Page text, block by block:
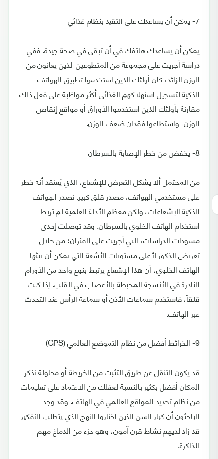
7- يمكن أن يساعدك على التقيد بنظام غذائي
يمكن أن يساعدك هاتفك في أن تبقى في صحة جيدة. ففي
دراسة أجريت على مجموعة من المتطوعين الذين يعانون من
الوزن الزائد، كان أولئك الذين استخدموا تطبيق الهواتف
الذكية لتسجيل استهلاكهم الغذائي أكثر مواظبة على فعل ذلك
مقارنة بأولئك الذين استخدموا الأوراق أو مواقع إنقاص
الوزن، واستطاعوا فقدان ضعف الوزن.
8- يخفض من خطر الإصابة بالسرطان
من المحتمل ألا يشكل التعرض للإشعاع، الذي يُعتقد أنه خطر
على مستخدمي الهواتف، مصدر قلق كبير. تصدر الهواتف
الذكية الإشعاعات، ولكن معظم الأدلة العلمية لم تربط
استخدام الهاتف الخلوي بالسرطان. وقد توصلت إحدى
مسودات الدراسات، التي أجريت على الفئران؛ من خلال
تعريض الذكور لأعلى مستويات الأشعة التي يمكن أن يبثها
الهاتف الخلوي، أن هذا الإشعاع يرتبط بنوع واحد من الأورام
النادرة في الأنسجة المحيطة بالأعصاب في القلب. إذا كنت
قلقاً، فاستخدم سماعات الأذن أو سماعة الرأس عند التحدث
عبر الهاتف.
9- الخرائط أفضل من نظام التموضع العالمي (GPS)
قد يكون التنقل عن طريق التثبت من الخريطة أو محاولة تذكر
المكان أفضل بكثير بالنسبة لعقلك من الاعتماد على تعليمات
من نظام تحديد المواقع العالمي في الهاتف. وقد وجد
الباحثون أن كبار السن الذين اختاروا النهج الذي يتطلب التفكير
قد زاد لديهم نشاط قرن آمون، وهو جزء من الدماغ مهم
للذاكرة.